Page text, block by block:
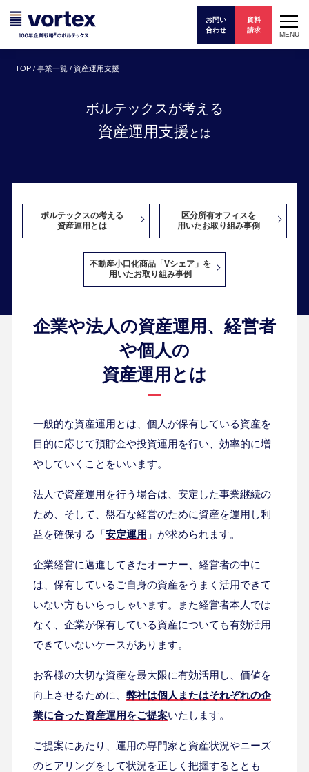
お問い
合わせ
資料
請求
MENU
TOP / 事業一覧 / 資産運用支援
ボルテックスが考える
資産運用支援 とは
ボルテックスの考える
資産運用とは
区分所有オフィスを
用いたお取り組み事例
不動産小口化商品「Vシェア」を
用いたお取り組み事例
企業や法人の資産運用、経営者
や個人の
資産運用とは
一般的な資産運用とは、個人が保有している資産を
目的に応じて預貯金や投資運用を行い、効率的に増
やしていくことをいいます。
法人で資産運用を行う場合は、安定した事業継続の
ため、そして、盤石な経営のために資産を運用し利
益を確保する「安定運用 」が求められます。
企業経営に邁進してきたオーナー、経営者の中に
は、保有しているご自身の資産をうまく活用できて
いない方もいらっしゃいます。また経営者本人では
なく、企業が保有している資産についても有効活用
できていないケースがあります。
お客様の大切な資産を最大限に有効活用し、価値を
向上させるために、 弊社は個人またはそれぞれの企
業に合った資産運用をご提案いたします。
ご提案にあたり、運用の専門家と資産状況やニーズ
のヒアリングをして状況を正しく把握するととも